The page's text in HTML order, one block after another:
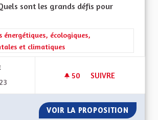
sont les grands défis pour
de la catégorie : Les transitions
énergétiques, écologiques,
et climatiques
50 50 ABONNÉS
SUIVRE
VOIR LA PROPOSITION